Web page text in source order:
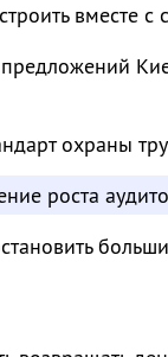
вместе с
охраны
роста